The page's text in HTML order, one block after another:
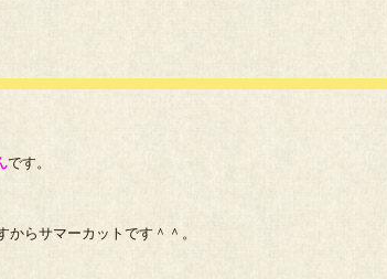
です。
らサマーカットです＾＾。